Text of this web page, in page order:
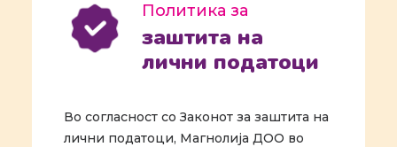
Политика за
заштита на
лични податоци
Во согласност со Законот за заштита на
лични податоци, Магнолија ДОО во